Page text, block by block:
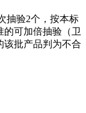
验2个，按本标
的可加倍抽验（卫
该批产品判为不合